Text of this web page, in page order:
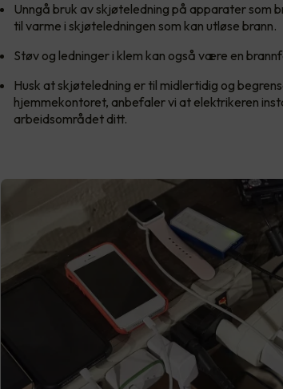
Unngå bruk av skjøteledning på apparater som
til varme i skjøteledningen som kan utløse brann.
Støv og ledninger i klem kan også være en
Husk at skjøteledning er til midlertidig og
hjemmekontoret, anbefaler vi at elektrikeren
arbeidsområdet ditt.